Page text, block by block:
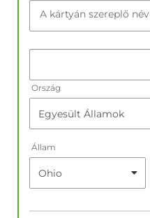
A kártyán szereplő név
Ország
Állam